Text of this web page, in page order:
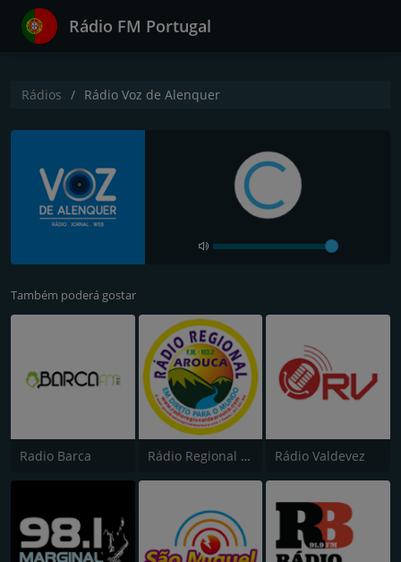
Rádio FM Portugal
Rádios Rádio Voz de Alenquer
Também poderá gostar
Radio Barca Rádio Regional de Arouca Rádio Valdevez